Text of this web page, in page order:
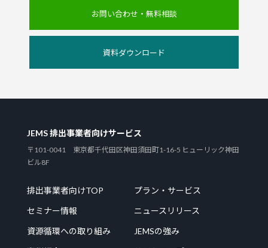
お問い合わせ・無料相談
資料ダウンロード
JEMS 排出事業者向けサービス
〒101-0041 東京都千代田区神田須田町1-16-5 ヒューリック神田
ビル8F
排出事業者向けTOP
プラン・サービス
セミナー情報
ニュースリリース
資源循環への取り組み
JEMSの強み